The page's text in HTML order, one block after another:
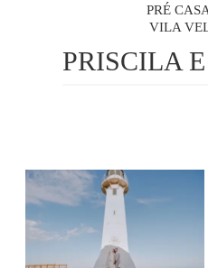
PRÉ
VILA
PRISCILA